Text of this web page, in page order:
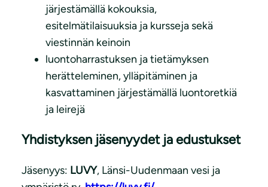
järjestämällä kokouksia,
esitelmätilaisuuksia ja kursseja sekä
viestinnän keinoin
luontoharrastuksen ja tietämyksen
herätteleminen, ylläpitäminen ja
kasvattaminen järjestämällä luontoretkiä
ja leirejä
Yhdistyksen jäsenyydet ja edustukset
Jäsenyys: LUVY, Länsi-Uudenmaan vesi ja